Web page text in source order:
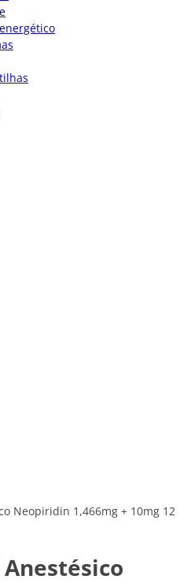
Neopiridin 1,466mg + 10mg 12